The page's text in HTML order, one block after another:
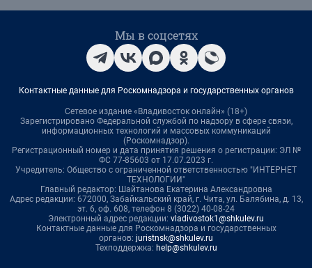
Мы в соцсетях
Контактные данные для Роскомнадзора и государственных органов
Сетевое издание «Владивосток онлайн» (18+)
Зарегистрировано Федеральной службой по надзору в сфере связи,
информационных технологий и массовых коммуникаций
(Роскомнадзор).
Регистрационный номер и дата принятия решения о регистрации: ЭЛ №
ФС 77-85603 от 17.07.2023 г.
Учредитель: Общество с ограниченной ответственностью "ИНТЕРНЕТ
ТЕХНОЛОГИИ"
Главный редактор: Шайтанова Екатерина Александровна
Адрес редакции: 672000, Забайкальский край, г. Чита, ул. Балябина, д. 13,
эт. 6, оф. 608, телефон 8 (3022) 40-08-24
Электронный адрес редакции: vladivostok1@shkulev.ru
Контактные данные для Роскомнадзора и государственных
органов: juristnsk@shkulev.ru
Техподдержка: help@shkulev.ru